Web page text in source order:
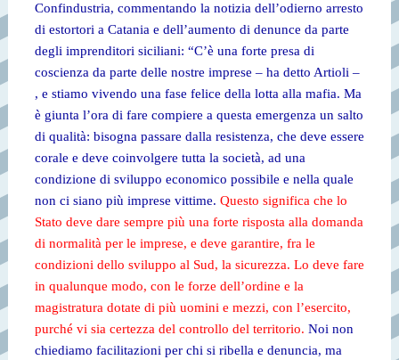
Confindustria, commentando la notizia dell’odierno arresto
di estortori a Catania e dell’aumento di denunce da parte
degli imprenditori siciliani: “C’è una forte presa di
coscienza da parte delle nostre imprese – ha detto Artioli –
, e stiamo vivendo una fase felice della lotta alla mafia. Ma
è giunta l’ora di fare compiere a questa emergenza un salto
di qualità: bisogna passare dalla resistenza, che deve essere
corale e deve coinvolgere tutta la società, ad una
condizione di sviluppo economico possibile e nella quale
non ci siano più imprese vittime. Questo significa che lo
Stato deve dare sempre più una forte risposta alla domanda
di normalità per le imprese, e deve garantire, fra le
condizioni dello sviluppo al Sud, la sicurezza. Lo deve fare
in qualunque modo, con le forze dell’ordine e la
magistratura dotate di più uomini e mezzi, con l’esercito,
purché vi sia certezza del controllo del territorio. Noi non
chiediamo facilitazioni per chi si ribella e denuncia, ma